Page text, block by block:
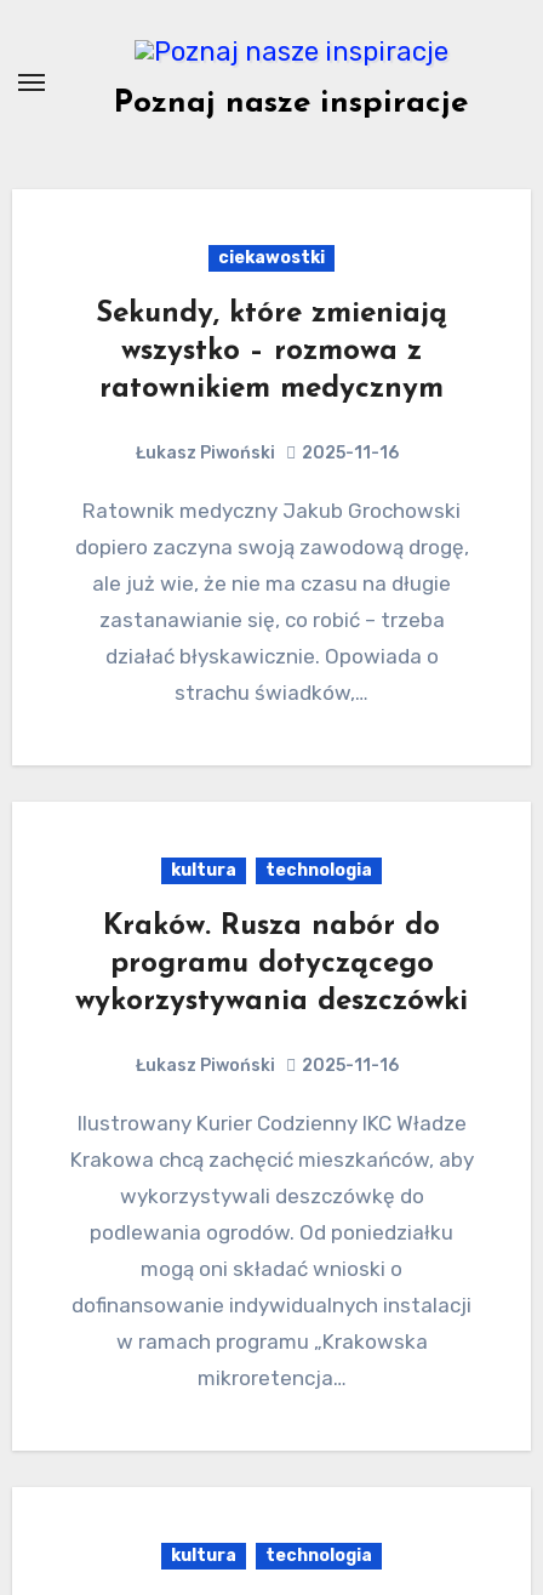
content
Poznaj nasze inspiracje
ciekawostki
Sekundy, które zmieniają
wszystko – rozmowa z
ratownikiem medycznym
Łukasz Piwoński 2025-11-16
Ratownik medyczny Jakub Grochowski
dopiero zaczyna swoją zawodową drogę,
ale już wie, że nie ma czasu na długie
zastanawianie się, co robić – trzeba
działać błyskawicznie. Opowiada o
strachu świadków,…
kultura technologia
Kraków. Rusza nabór do
programu dotyczącego
wykorzystywania deszczówki
Łukasz Piwoński 2025-11-16
Ilustrowany Kurier Codzienny IKC Władze
Krakowa chcą zachęcić mieszkańców, aby
wykorzystywali deszczówkę do
podlewania ogrodów. Od poniedziałku
mogą oni składać wnioski o
dofinansowanie indywidualnych instalacji
w ramach programu „Krakowska
mikroretencja…
kultura technologia